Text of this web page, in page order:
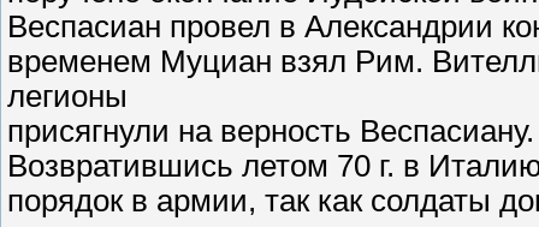
Веспасиан провел в Александрии
временем Муциан взял Рим.
легионы
присягнули на верность Веспасиану.
Возвратившись летом 70 г. в
порядок в армии, так как солдаты